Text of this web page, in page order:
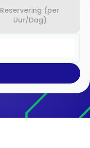
Reservering (per
Uur/Dag)